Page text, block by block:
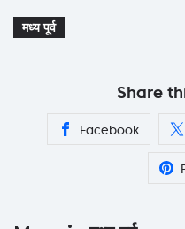
मध्य पूर्व
Share
Facebook